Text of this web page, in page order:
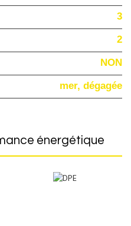
3
2
NON
mer, dégagée
énergétique